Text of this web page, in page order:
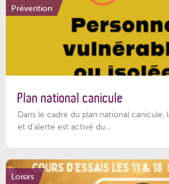
Prévention
Plan national canicule
Dans le cadre du plan national canicule,
et d’alerte est activé du...
Loisirs